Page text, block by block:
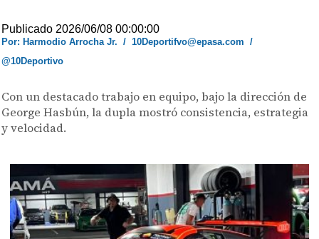
Publicado 2026/06/08 00:00:00
Por: Harmodio Arrocha Jr. /10Deportifvo@epasa.com /
@10Deportivo
Con un destacado trabajo en equipo, bajo la dirección de
George Hasbún, la dupla mostró consistencia, estrategia
y velocidad.